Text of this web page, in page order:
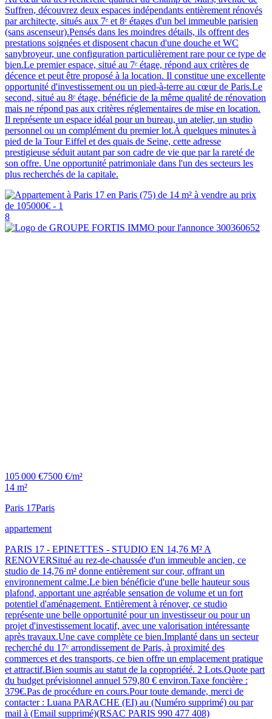
Suffren, découvrez deux espaces indépendants entièrement rénovés
par architecte, situés aux 7ᵉ et 8ᵉ étages d'un bel immeuble parisien
(sans ascenseur).Pensés dans les moindres détails, ils offrent des
prestations soignées et disposent chacun d'une douche et WC
sanybroyeur, une configuration particulièrement rare pour ce type de
bien.Le premier espace, situé au 7ᵉ étage, répond aux critères de
décence et peut être proposé à la location. Il constitue une excellente
opportunité d'investissement ou un pied-à-terre au cœur de Paris.Le
second, situé au 8ᵉ étage, bénéficie de la même qualité de rénovation
mais ne répond pas aux critères réglementaires de mise en location.
Il représente un espace idéal pour un bureau, un atelier, un studio
personnel ou un complément du premier lot.À quelques minutes à
pied de la Tour Eiffel et des quais de Seine, cette adresse
prestigieuse séduit autant par son cadre de vie que par la rareté de
son offre. Une opportunité patrimoniale dans l'un des secteurs les
plus recherchés de la capitale.
8
105 000 €7500 €/m²
14 m²
Paris 17Paris
appartement
PARIS 17 - EPINETTES - STUDIO EN 14,76 M² A
RENOVERSitué au rez-de-chaussée d'un immeuble ancien, ce
studio de 14,76 m² donne entièrement sur cour, offrant un
environnement calme.Le bien bénéficie d'une belle hauteur sous
plafond, apportant une agréable sensation de volume et un fort
potentiel d'aménagement. Entièrement à rénover, ce studio
représente une belle opportunité pour un investisseur ou pour un
projet d'investissement locatif, avec une valorisation intéressante
après travaux.Une cave complète ce bien.Implanté dans un secteur
recherché du 17ᵉ arrondissement de Paris, à proximité des
commerces et des transports, ce bien offre un emplacement pratique
et attractif.Bien soumis au statut de la copropriété. 2 Lots.Quote part
du budget prévisionnel annuel 579,80 € environ.Taxe foncière :
379€.Pas de procédure en cours.Pour toute demande, merci de
contacter : Luana PARACHE (EI) au (Numéro supprimé) ou par
mail à (Email supprimé)(RSAC PARIS 990 477 408)